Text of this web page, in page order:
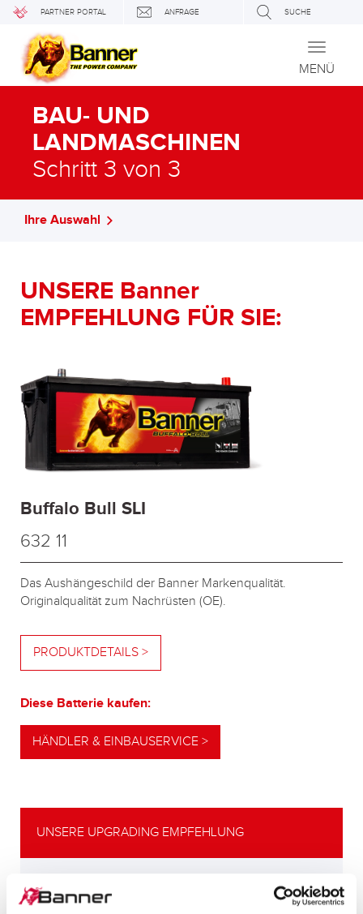
PARTNER PORTAL ANFRAGE SUCHE
Toggle
MENÜ
BAU- UND
LANDMASCHINEN
Schritt 3 von 3
Ihre Auswahl
UNSERE Banner
EMPFEHLUNG FÜR SIE:
Buffalo Bull SLI
632 11
Das Aushängeschild der Banner Markenqualität.
Originalqualität zum Nachrüsten (OE).
PRODUKTDETAILS >
Diese Batterie kaufen:
HÄNDLER & EINBAUSERVICE >
LEISTUNGSSTARKE
UNSERE UPGRADING EMPFEHLUNG